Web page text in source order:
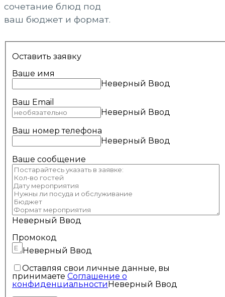
сочетание блюд под
ваш бюджет и формат.
Оставить заявку
Ваше имя
Неверный Ввод
Ваш Email
Неверный Ввод
Ваш номер телефона
Неверный Ввод
Ваше сообщение
Неверный Ввод
Промокод
Неверный Ввод
Оставляя свои личные данные, вы
принимаете Соглашение о
конфиденциальности Неверный Ввод